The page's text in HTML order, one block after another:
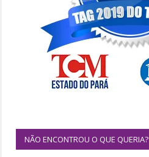
NÃO ENCONTROU O QUE QUERIA?